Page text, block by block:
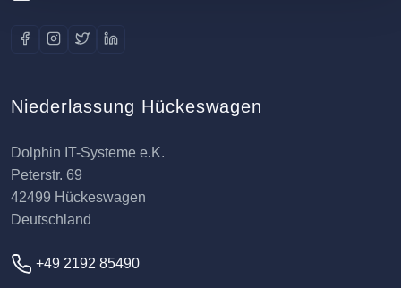
Niederlassung Hückeswagen
Dolphin IT-Systeme e.K.
Peterstr. 69
42499 Hückeswagen
Deutschland
+49 2192 85490